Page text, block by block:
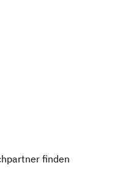
finden